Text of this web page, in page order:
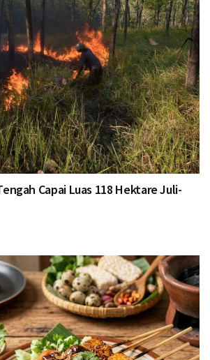
Capai Luas 118 Hektare Juli-